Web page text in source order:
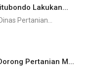
Lakukan...
Pertanian...
Pertanian M...